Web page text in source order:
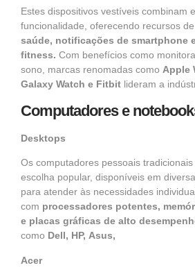
Estes dispositivos vestíveis combinam
funcionalidade, oferecendo recursos de
saúde, notificações de smartphone
fitness. Com benefícios como
sono, marcas renomadas como Apple
Galaxy Watch e Fitbit lideram a
Computadores e
Desktops
Os computadores pessoais
escolha popular, disponíveis em
para atender às necessidades
com processadores potentes,
e placas gráficas de alto
como Dell, HP, Asus,
Acer